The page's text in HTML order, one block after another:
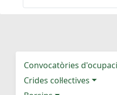
Convocatòries
Crides col·lectives